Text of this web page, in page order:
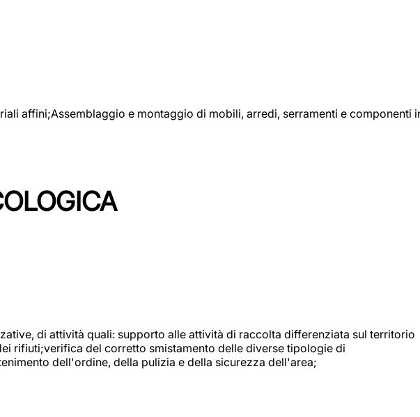
affini;Assemblaggio e montaggio di mobili, arredi, serramenti e componenti
di attività quali: supporto alle attività di raccolta differenziata sul territorio
rifiuti;verifica del corretto smistamento delle diverse tipologie di
dell'ordine, della pulizia e della sicurezza dell'area;